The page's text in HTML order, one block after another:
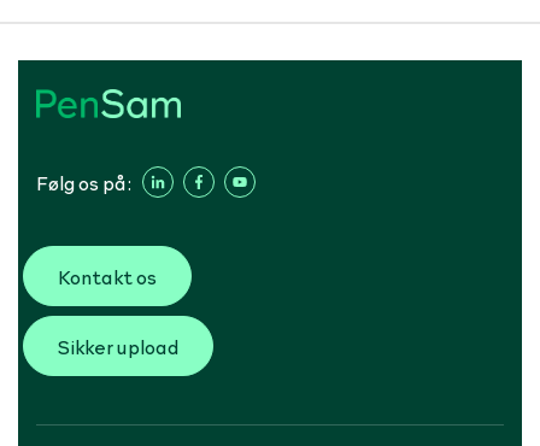
Følg os på:
Kontakt os
Sikker upload